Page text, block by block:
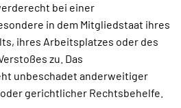
bei einer
in dem Mitgliedstaat ihres
ihres Arbeitsplatzes oder des
zu. Das
unbeschadet anderweitiger
gerichtlicher Rechtsbehelfe.